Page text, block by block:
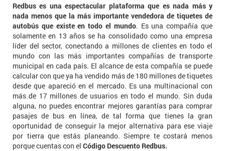
Redbus es una espectacular plataforma que es nada más y
nada menos que la más importante vendedora de tiquetes de
autobús que existe en todo el mundo. Es una compañía que
solamente en 13 años se ha consolidado como una empresa
líder del sector, conectando a millones de clientes en todo el
mundo con las más importantes compañías de transporte
municipal en cada país. El alcance de esta compañía se puede
calcular con que ya ha vendido más de 180 millones de tiquetes
desde que apareció en el mercado. Es una multinacional con
más de 17 millones de usuarios en todo el mundo. Sin duda
alguna, no puedes encontrar mejores garantías para comprar
pasajes de bus en línea, de tal forma que tienes la gran
oportunidad de conseguir la mejor alternativa para ese viaje
por tierra que estás planeando. Siempre te costará menos
porque cuentas con el Código Descuento Redbus.